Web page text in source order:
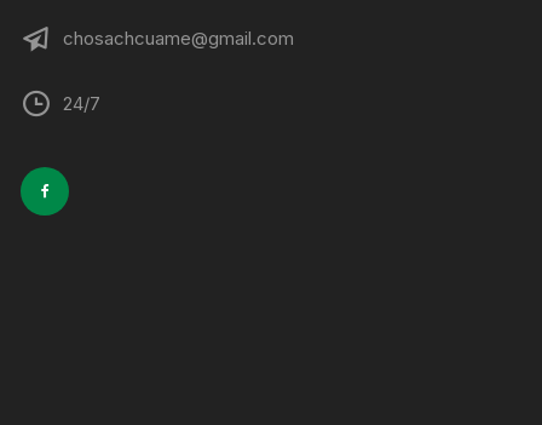
chosachcuame@gmail.com
24/7